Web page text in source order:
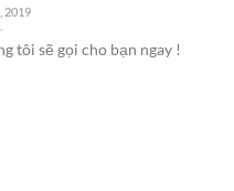
2019
tôi sẽ gọi cho bạn ngay !